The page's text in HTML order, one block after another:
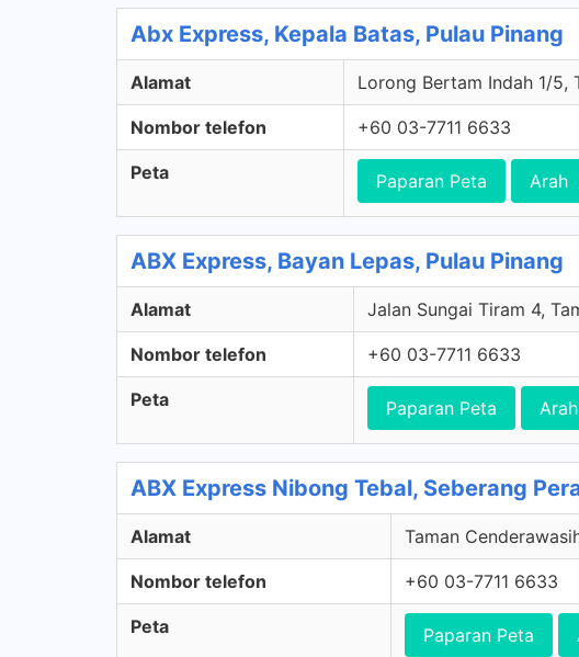
Abx Express, Kepala Batas, Pulau Pinang
Alamat Lorong Bertam Indah 1/5,
Nombor telefon +60 03-7711 6633
Peta Paparan Peta Arah
ABX Express, Bayan Lepas, Pulau Pinang
Alamat Jalan Sungai Tiram 4,
Nombor telefon +60 03-7711 6633
Peta Paparan Peta Arah
ABX Express Nibong Tebal, Seberang
Alamat Taman
Nombor telefon +60 03-7711 6633
Peta Paparan Peta